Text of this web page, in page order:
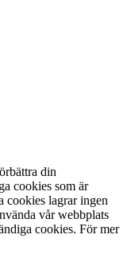
din
cookies som är
cookies lagrar ingen
vår webbplats
cookies. För mer